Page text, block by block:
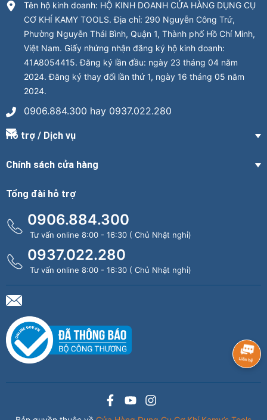
Tên hộ kinh doanh: HỘ KINH DOANH CỬA HÀNG DỤNG CỤ
CƠ KHÍ KAMY TOOLS. Địa chỉ: 290 Nguyễn Công Trứ,
Phường Nguyễn Thái Bình, Quận 1, Thành phố Hồ Chí Minh,
Việt Nam. Giấy nhứng nhận đăng ký hộ kinh doanh:
41A8054415. Đăng ký lần đầu: ngày 23 tháng 04 năm
2024. Đăng ký thay đổi lần thứ 1, ngày 16 tháng 05 năm
2024.
0906.884.300 hay 0937.022.280
Hỗ trợ / Dịch vụ
Chính sách cửa hàng
Tổng đài hỗ trợ
0906.884.300
Tư vấn online 8:00 - 16:30 ( Chủ Nhật nghỉ)
0937.022.280
Tư vấn online 8:00 - 16:30 ( Chủ Nhật nghỉ)